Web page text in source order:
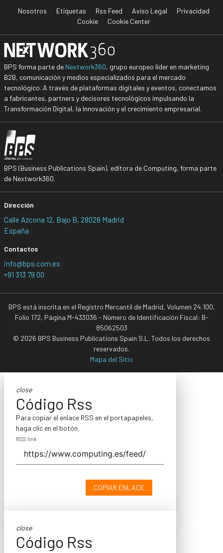
Nosotros Etiquetas Rss Feed Aviso Legal
Privacidad
Cookie
Cookie Center
BPS forma parte de Nextwork360, grupo europeo líder en marketing
B2B, comunicación y medios especializados para el mercado
tecnológico. A través de plataformas digitales y eventos, conectamos
a fabricantes, partners y decisores tecnológicos impulsando la
Transformación Digital, la Innovación y el crecimiento empresarial.
BPS (Business Publications Spain), editora de Computing, forma parte
de Nextwork360.
Dirección
Calle Azcona 12, Bajo B, 28028 Madrid
España
Contactos
info@bps.com.es
+91 313 79 00
BPS está inscrita en el Registro Mercantil de Madrid, Volumen 24.100,
Folio 172, Página M-433036 - Número de Identificación Fiscal: B-
85062503
© 2026 BPS Business Publications Spain S.L. Todos los derechos
reservados.
Mapa del Sitio
close
Código Rss
Para copiar el enlace RSS en el portapapeles,
haga clic en el botón.
RSS link
COPIAR ENLACE
close
Código Rss